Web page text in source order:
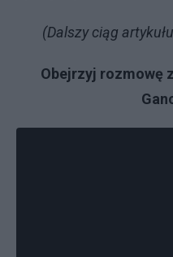
(Dalszy ciąg
Obejrzyj rozmowę